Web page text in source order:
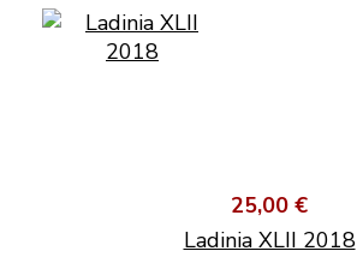
25,00 €
Ladinia XLII 2018